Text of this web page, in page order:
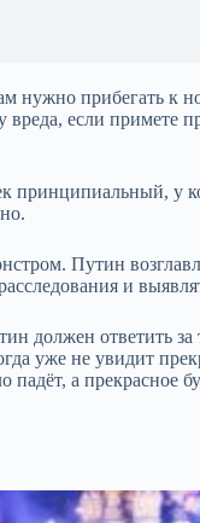
нужно прибегать к
если примете
принципиальный,
Путин
и
должен ответить
уже не увидит
а прекрасное